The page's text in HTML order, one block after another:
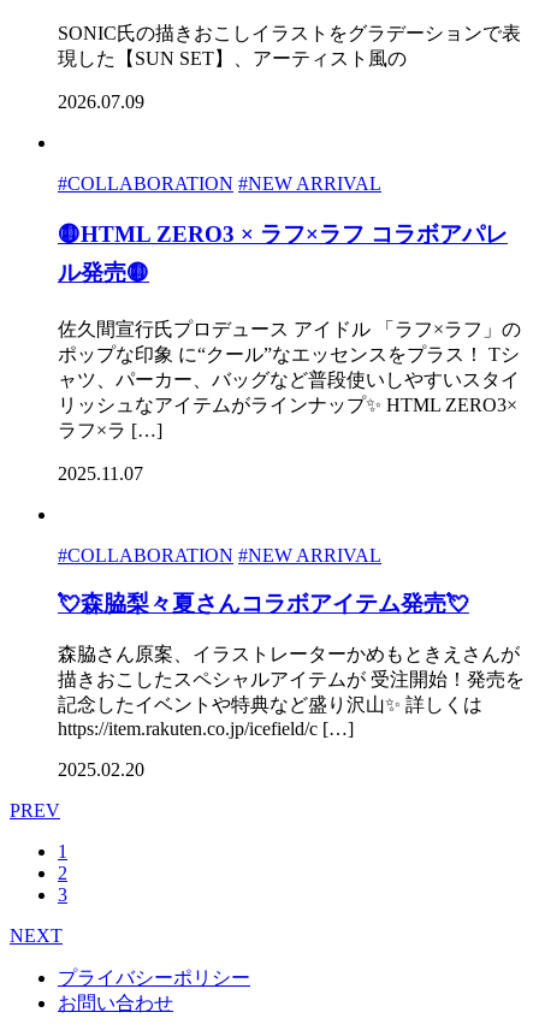
SONIC氏の描きおこしイラストをグラデーションで表
現した【SUN SET】、アーティスト風の
2026.07.09
#COLLABORATION #NEW ARRIVAL
🟡HTML ZERO3 × ラフ×ラフ コラボアパレ
ル発売🟡
佐久間宣行氏プロデュース アイドル 「ラフ×ラフ」の
ポップな印象 に“クール”なエッセンスをプラス！ Tシ
ャツ、パーカー、バッグなど普段使いしやすいスタイ
リッシュなアイテムがラインナップ✨ HTML ZERO3×
ラフ×ラ […]
2025.11.07
#COLLABORATION #NEW ARRIVAL
💘森脇梨々夏さんコラボアイテム発売💘
森脇さん原案、イラストレーターかめもときえさんが
描きおこしたスペシャルアイテムが 受注開始！発売を
記念したイベントや特典など盛り沢山✨ 詳しくは
https://item.rakuten.co.jp/icefield/c […]
2025.02.20
PREV
1
2
3
NEXT
プライバシーポリシー
お問い合わせ